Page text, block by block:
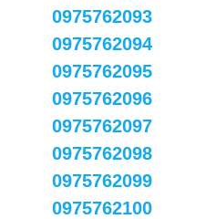
0975762093
0975762094
0975762095
0975762096
0975762097
0975762098
0975762099
0975762100